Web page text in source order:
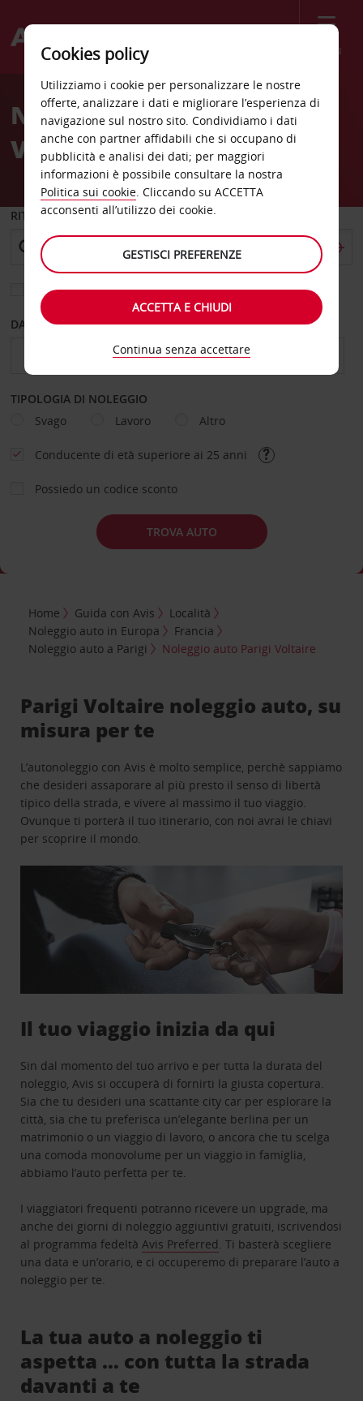
Menù
Welcome
AvisNoleggio auto Parigi
Voltaire
RITIRO DA
Scegli una località di riconsegna diversa
DAL GIORNO AL GIORNO
TIPOLOGIA DI NOLEGGIO
Svago
Lavoro Altro
Conducente di età superiore ai 25 anni
Possiedo un codice sconto
TROVA AUTO
Home Guida con Avis
Località
Noleggio auto in Europa
Francia
Noleggio auto a Parigi
Noleggio auto Parigi Voltaire
Parigi Voltaire noleggio auto, su
misura per te
L’autonoleggio con Avis è molto semplice, perchè sappiamo
che desideri assaporare al più presto il senso di libertà
tipico della strada, e vivere al massimo il tuo viaggio.
Ovunque ti porterà il tuo itinerario, con noi avrai le chiavi
per scoprire il mondo.
Il tuo viaggio inizia da qui
Sin dal momento del tuo arrivo e per tutta la durata del
noleggio, Avis si occuperà di fornirti la giusta copertura.
Sia che tu desideri una scattante city car per esplorare la
città, sia che tu preferisca un’elegante berlina per un
matrimonio o un viaggio di lavoro, o ancora che tu scelga
una comoda monovolume per un viaggio in famiglia,
abbiamo l’auto perfetta per te.
I viaggiatori frequenti potranno ricevere un upgrade, ma
anche dei giorni di noleggio aggiuntivi gratuiti, iscrivendosi
al programma fedeltàAvis Preferred. Ti basterà scegliere
una data e un’orario, e ci occuperemo di preparare l’auto a
noleggio per te.
La tua auto a noleggio ti
aspetta … con tutta la strada
davanti a te
Cookies policy
Utilizziamo i cookie per personalizzare le nostre
offerte, analizzare i dati e migliorare l’esperienza di
navigazione sul nostro sito. Condividiamo i dati
anche con partner affidabili che si occupano di
pubblicità e analisi dei dati; per maggiori
informazioni è possibile consultare la nostra
Politica sui cookie. Cliccando su ACCETTA
acconsenti all’utilizzo dei cookie.
GESTISCI PREFERENZE
ACCETTA E CHIUDI
Continua senza accettare